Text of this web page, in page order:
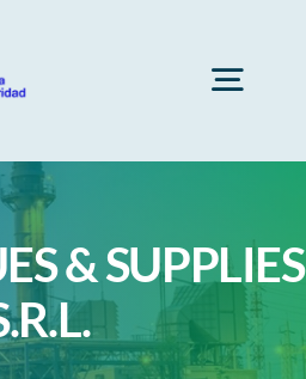
Cámara
Socios& SUPPLIES